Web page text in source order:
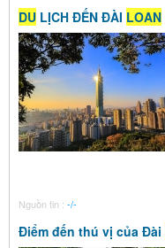
DU LỊCH ĐẾN ĐÀI LOAN
Nguồn tin : -/-
Điểm đến thú vị của Đài